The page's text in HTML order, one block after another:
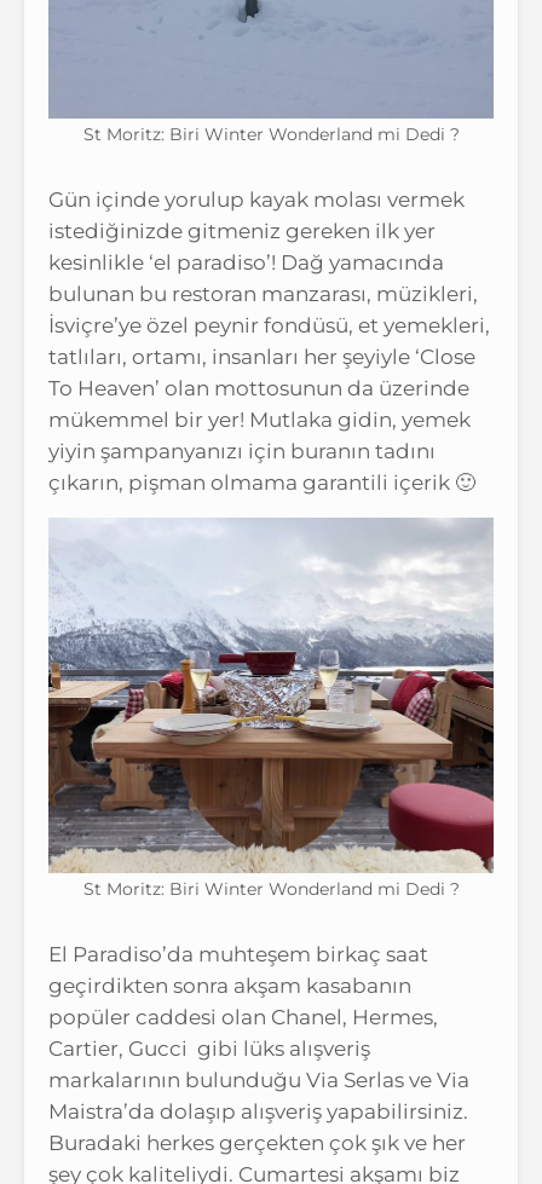
St Moritz: Biri Winter Wonderland mi Dedi ?
Gün içinde yorulup kayak molası vermek
istediğinizde gitmeniz gereken ilk yer
kesinlikle ‘el paradiso’! Dağ yamacında
bulunan bu restoran manzarası, müzikleri,
İsviçre’ye özel peynir fondüsü, et yemekleri,
tatlıları, ortamı, insanları her şeyiyle ‘Close
To Heaven’ olan mottosunun da üzerinde
mükemmel bir yer! Mutlaka gidin, yemek
yiyin şampanyanızı için buranın tadını
çıkarın, pişman olmama garantili içerik 🙂
St Moritz: Biri Winter Wonderland mi Dedi ?
El Paradiso’da muhteşem birkaç saat
geçirdikten sonra akşam kasabanın
popüler caddesi olan Chanel, Hermes,
Cartier, Gucci gibi lüks alışveriş
markalarının bulunduğu Via Serlas ve Via
Maistra’da dolaşıp alışveriş yapabilirsiniz.
Buradaki herkes gerçekten çok şık ve her
şey çok kaliteliydi. Cumartesi akşamı biz